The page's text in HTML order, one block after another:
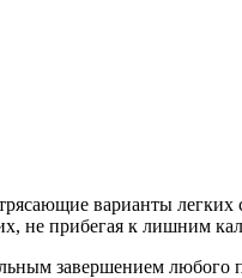
варианты легких
не прибегая к лишним
завершением